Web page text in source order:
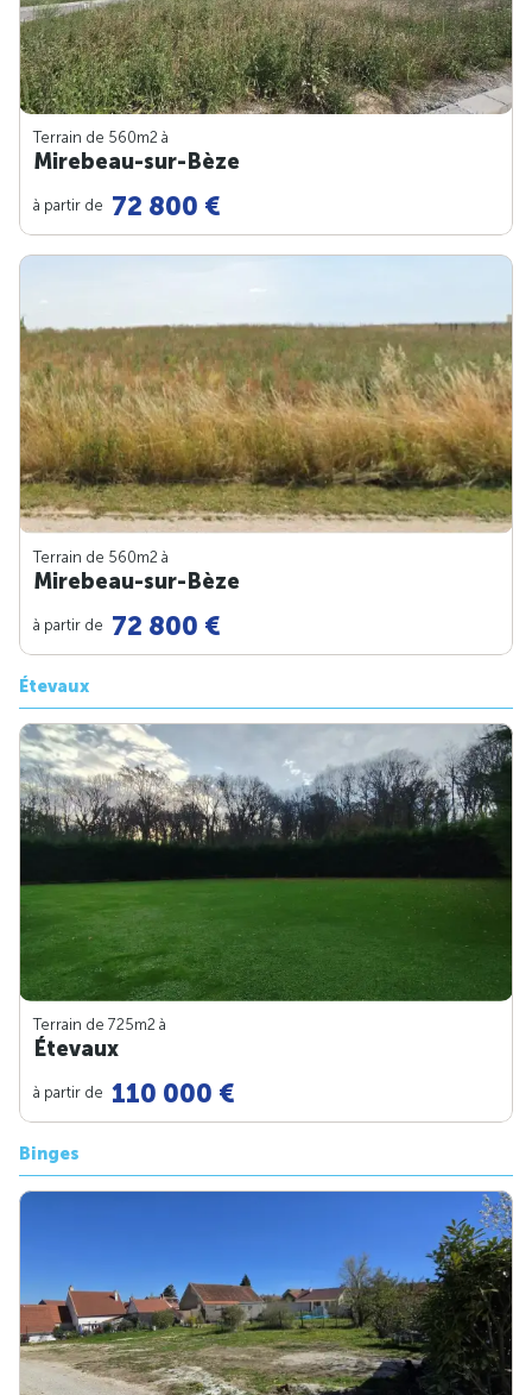
Terrain de 560m2 à
Mirebeau-sur-Bèze
à partir de 72 800 €
Terrain de 560m2 à
Mirebeau-sur-Bèze
à partir de 72 800 €
Étevaux
Terrain de 725m2 à
Étevaux
à partir de 110 000 €
Binges